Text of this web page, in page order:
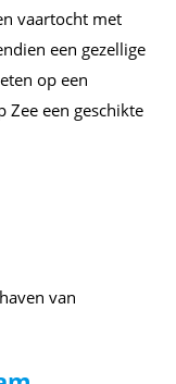
vaartocht met
een gezellige
op een
Zee een geschikte
van